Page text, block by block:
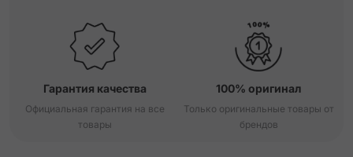
Гарантия качества
Официальная гарантия на все
товары
100% оригинал
Только оригинальные товары от
брендов